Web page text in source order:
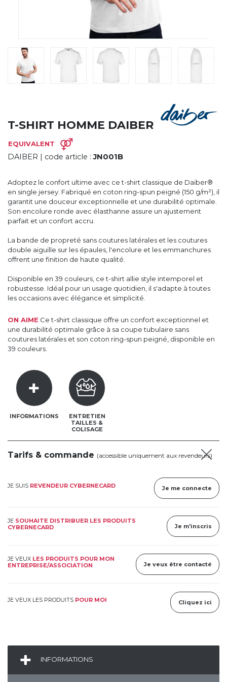
ROADSHOWS, FORUM DES EXPERTS
CATALOGUES & TARIFS
MARQUES & CERTIFICATS
TECHNIQUES MARQUAGE
T-SHIRT HOMME DAIBER
EQUIVALENT
DAIBER | code article :JN001B
Adoptez le confort ultime avec ce t-shirt classique de Daiber®
en single jersey. Fabriqué en coton ring-spun peigné (150 g/m²), il
garantit une douceur exceptionnelle et une durabilité optimale.
Son encolure ronde avec élasthanne assure un ajustement
parfait et un confort accru.
La bande de propreté sans coutures latérales et les coutures
double aiguille sur les épaules, l'encolure et les emmanchures
offrent une finition de haute qualité.
Disponible en 39 couleurs, ce t-shirt allie style intemporel et
robustesse. Idéal pour un usage quotidien, il s'adapte à toutes
les occasions avec élégance et simplicité.
ON AIME Ce t-shirt classique offre un confort exceptionnel et
une durabilité optimale grâce à sa coupe tubulaire sans
coutures latérales et son coton ring-spun peigné, disponible en
39 couleurs.
INFORMATIONS
ENTRETIEN
TAILLES &
COLISAGE
Tarifs & commande (accessible uniquement aux revendeurs)
JE SUIS REVENDEUR CYBERNECARD Je me connecte
JE SOUHAITE DISTRIBUER LES PRODUITS
CYBERNECARD
Je m'inscris
JE VEUX LES PRODUITS POUR MON
ENTREPRISE/ASSOCIATION
Je veux être contacté
JE VEUX LES PRODUITS POUR MOI Cliquez ici
INFORMATIONS